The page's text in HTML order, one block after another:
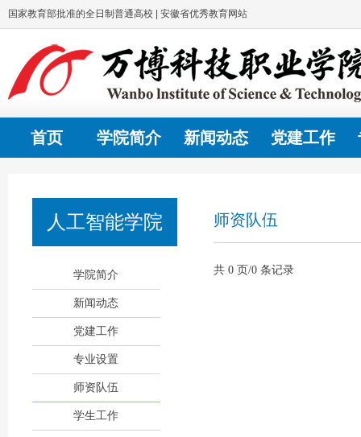
国家教育部批准的全日制普通高校 | 安徽省优秀教育网站
首页 学院简介 新闻动态 党建工作
人工智能学院
学院简介
新闻动态
党建工作
专业设置
师资队伍
学生工作
师资队伍
共 0 页/0 条记录